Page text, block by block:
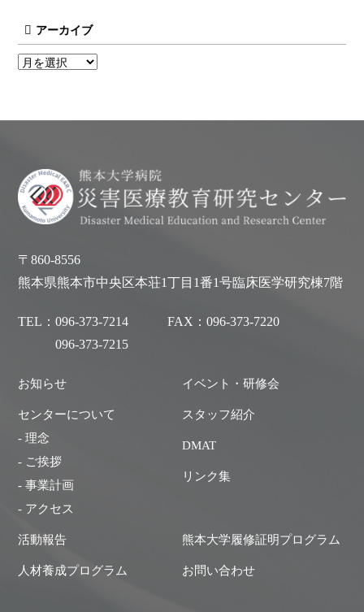
アーカイブ
〒860-8556
熊本県熊本市中央区本荘1丁目1番1号臨床医学研究棟7階
TEL：096-373-7214
096-373-7215
FAX：096-373-7220
お知らせ
センターについて
- 理念
- ご挨拶
- 事業計画
- アクセス
イベント・研修会
スタッフ紹介
DMAT
リンク集
活動報告 熊本大学履修証明プログラム
人材養成プログラム お問い合わせ